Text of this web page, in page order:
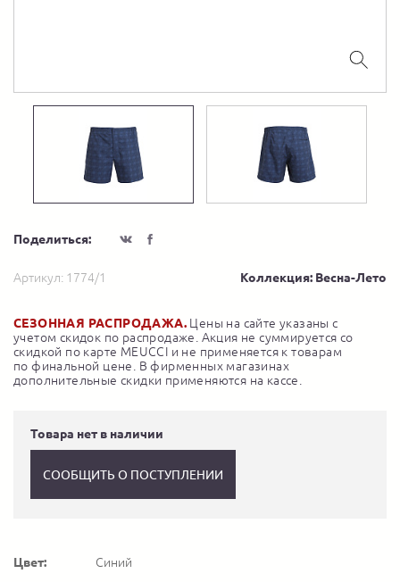
Поделиться:
Артикул: 1774/1 Коллекция: Весна-Лето
СЕЗОННАЯ РАСПРОДАЖА. Цены на сайте указаны с
учетом скидок по распродаже. Акция не суммируется со
скидкой по карте MEUCCI и не применяется к товарам
по финальной цене. В фирменных магазинах
дополнительные скидки применяются на кассе.
Товара нет в наличии
СООБЩИТЬ О ПОСТУПЛЕНИИ
Цвет:
Синий